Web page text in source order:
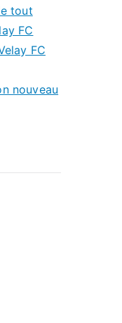
tout
FC
FC
nouveau